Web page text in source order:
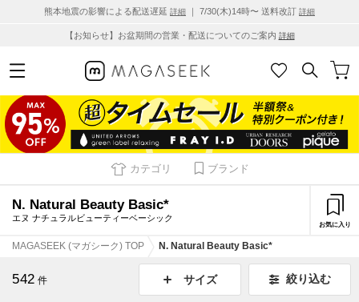
熊本地震の影響による配送遅延 詳細 ｜ 7/30(木)14時〜 送料改訂 詳細
【お知らせ】お盆期間の営業・配送についてのご案内 詳細
カテゴリ ブランド
N. Natural Beauty Basic*
エヌ ナチュラルビューティーベーシック
お気に入り
MAGASEEK (マガシーク) TOP N. Natural Beauty Basic*
542 件 サイズ 絞り込む